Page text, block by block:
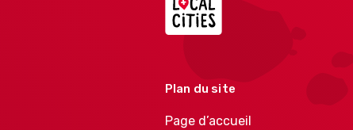
Plan du site
Page d’accueil